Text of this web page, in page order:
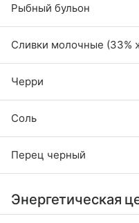
Рыбный бульон
Сливки молочные (33%
Черри
Соль
Перец черный
Энергетическая